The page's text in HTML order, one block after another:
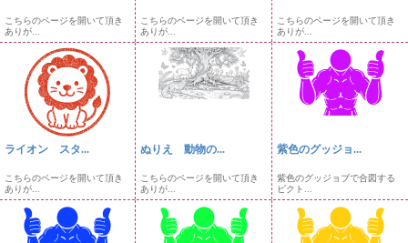
こちらのページを開いて頂き
ありが...
こちらのページを開いて頂き
ありが...
こちらのページを開いて頂き
ありが...
ライオン スタ...
こちらのページを開いて頂き
ありが...
ぬりえ 動物の...
こちらのページを開いて頂き
ありが...
紫色のグッジョ...
紫色のグッジョブで合図する
ピクト...